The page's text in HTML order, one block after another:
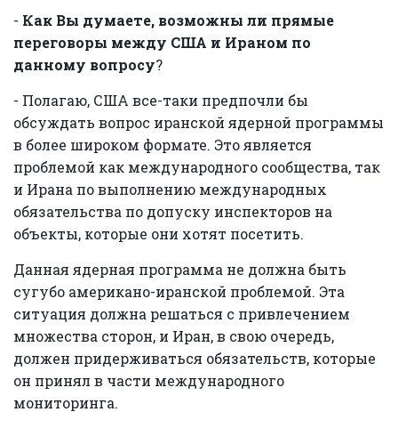
- Как Вы думаете, возможны ли прямые
переговоры между США и Ираном по
данному вопросу?
- Полагаю, США все-таки предпочли бы
обсуждать вопрос иранской ядерной программы
в более широком формате. Это является
проблемой как международного сообщества, так
и Ирана по выполнению международных
обязательства по допуску инспекторов на
объекты, которые они хотят посетить.
Данная ядерная программа не должна быть
сугубо американо-иранской проблемой. Эта
ситуация должна решаться с привлечением
множества сторон, и Иран, в свою очередь,
должен придерживаться обязательств, которые
он принял в части международного
мониторинга.